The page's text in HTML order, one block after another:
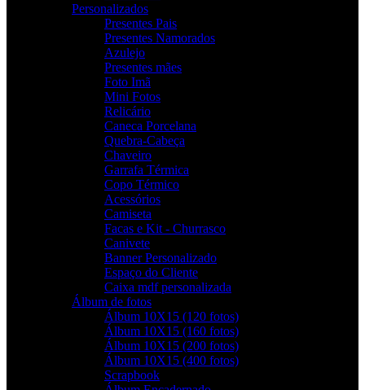
Personalizados
Presentes Pais
Presentes Namorados
Azulejo
Presentes mães
Foto Imã
Mini Fotos
Relicário
Caneca Porcelana
Quebra-Cabeça
Chaveiro
Garrafa Térmica
Copo Térmico
Acessórios
Camiseta
Facas e Kit - Churrasco
Canivete
Banner Personalizado
Espaço do Cliente
Caixa mdf personalizada
Álbum de fotos
Álbum 10X15 (120 fotos)
Álbum 10X15 (160 fotos)
Álbum 10X15 (200 fotos)
Álbum 10X15 (400 fotos)
Scrapbook